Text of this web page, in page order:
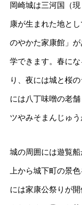
岡崎城は三河国（
康が生まれた地と
のやかた家康館」
学できます。春に
り、夜には城と桜
には八丁味噌の老
ツやみそまんじゅう
城の周囲には遊覧
上から城下町の景
には家康公祭りが